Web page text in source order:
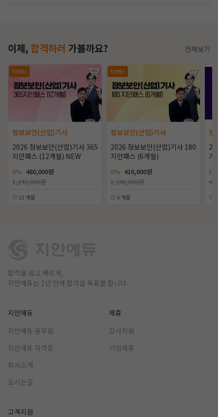
이제, 합격하러 가볼까요? 전체보기
지안패스
정보보안(산업)기사
2026 정보보안(산업)기사 365
지안패스 (12개월) NEW
0% 480,000원
1,240,000원
12 개월
지안패스
정보보안(산업)기사
2026 정보보안(산업)기사 180
지안패스 (6개월)
0% 410,000원
1,240,000원
6 개월
정
기
합격을 쉽고 빠르게,
지안에듀는 1년 안에 합격을 목표를 합니다.
지안에듀
지안에듀 공무원
지안에듀 자격증
회사소개
오시는길
제휴
강사지원
기업제휴
고객지원